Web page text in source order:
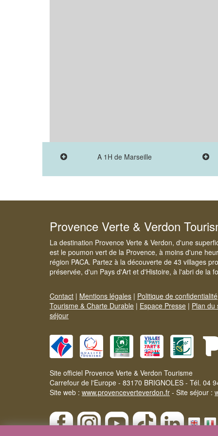
A 1H de Marseille
Provence Verte & Verdon
La destination Provence Verte & Verdon, d'une
est le poumon vert de la Provence, à moins d'une
région PACA. Partez à la découverte de 43 villages
préservée, d'un Pays d'Art et d'Histoire, à l'abri de la
Contact | Mentions légales | Politique de confidentialité
Tourisme & Charte Durable | Espace Presse | Plan du
séjour
Site officiel Provence Verte & Verdon Tourisme
Carrefour de l'Europe - 83170 BRIGNOLES - Tél. 04
Site web : www.provenceverteverdon.fr - Site séjour :